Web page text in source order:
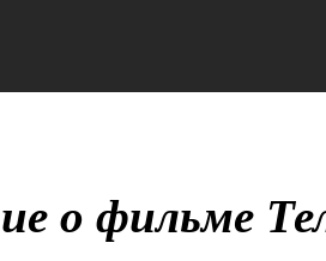
о фильме